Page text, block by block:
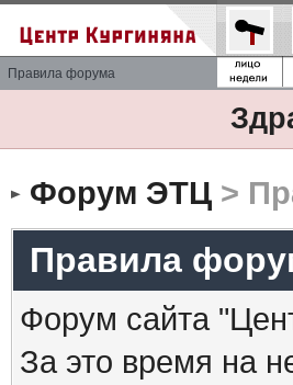
Правила форума
Форум ЭТЦ>
Правила
Форум сайта
За это время на